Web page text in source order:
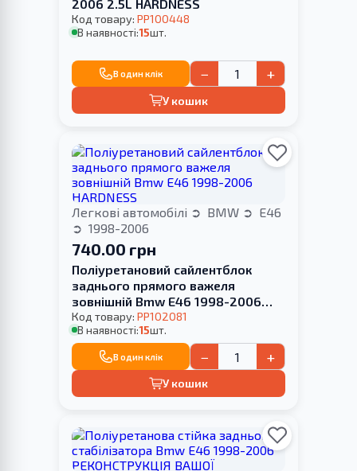
2006 2.5L HARDNESS
Код товару: PP100448
В наявності:15шт.
В один клік − +
У кошик
Легкові автомобілі BMW
E46
1998-2006
740.00 грн
Поліуретановий сайлентблок
заднього прямого важеля
зовнішній Bmw E46 1998-2006
HARDNESS
Код товару: PP102081
В наявності:15шт.
В один клік − +
У кошик